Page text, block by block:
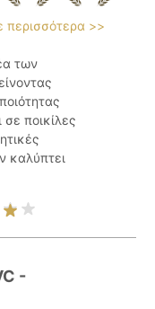
περισσότερα >>
των
ποικίλες
καλύπτει
-